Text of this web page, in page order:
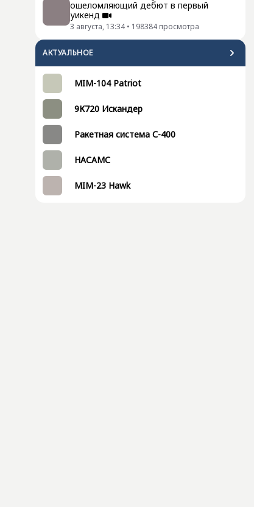
ошеломляющий дебют в первый
уикенд
3 августа, 13:34 • 198384 просмотра
АКТУАЛЬНОЕ
MIM-104 Patriot
9К720 Искандер
Ракетная система С-400
НАСАМС
MIM-23 Hawk